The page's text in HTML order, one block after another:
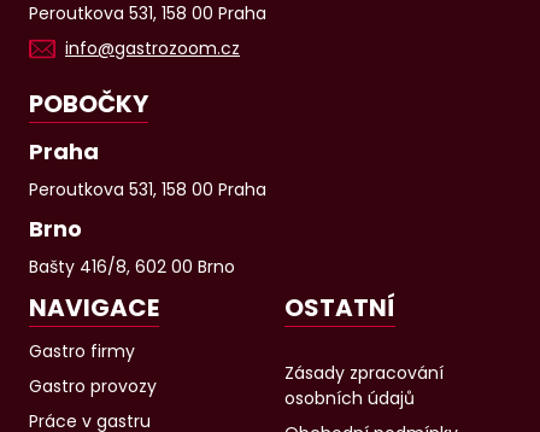
Peroutkova 531, 158 00 Praha
info@gastrozoom.cz
POBOČKY
Praha
Peroutkova 531, 158 00 Praha
Brno
Bašty 416/8, 602 00 Brno
NAVIGACE
Gastro firmy
Gastro provozy
Práce v gastru
OSTATNÍ
Zásady zpracování
osobních údajů